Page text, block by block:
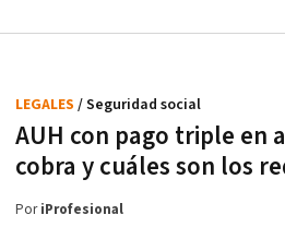
AUH con pago triple en
cobra y cuáles son los
LEGALES / Seguridad social
PoriProfesional